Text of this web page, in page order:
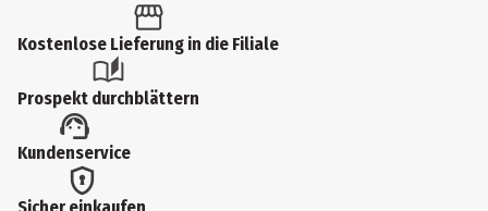
Kostenlose Lieferung in die Filiale
Prospekt durchblättern
Kundenservice